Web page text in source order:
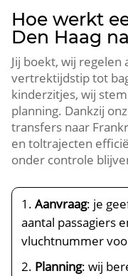
Hoe werkt
Den Haag
Jij boekt, wij regelen
vertrektijdstip tot
kinderzitjes, wij
planning. Dankzij
transfers naar
en toltrajecten
onder controle
Aanvraag: je
aantal passagiers
vluchtnummer
Planning: wij